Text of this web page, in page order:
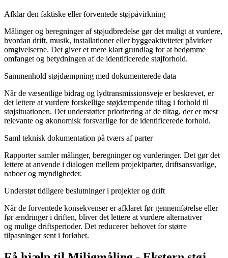
Afklar den faktiske eller forventede støjpåvirkning
Målinger og beregninger af støjudbredelse gør det muligt at vurdere,
hvordan drift, musik, installationer eller byggeaktiviteter påvirker
omgivelserne. Det giver et mere klart grundlag for at bedømme
omfanget og betydningen af de identificerede støjforhold.
Sammenhold støjdæmpning med dokumenterede data
Når de væsentlige bidrag og lydtransmissionsveje er beskrevet, er
det lettere at vurdere forskellige støjdæmpende tiltag i forhold til
støjsituationen. Det understøtter prioritering af de tiltag, der er mest
relevante og økonomisk forsvarlige for de identificerede forhold.
Saml teknisk dokumentation på tværs af parter
Rapporter samler målinger, beregninger og vurderinger. Det gør det
lettere at anvende i dialogen mellem projektparter, driftsansvarlige,
naboer og myndigheder.
Understøt tidligere beslutninger i projekter og drift
Når de forventede konsekvenser er afklaret før gennemførelse eller
før ændringer i driften, bliver det lettere at vurdere alternativer
og mulige driftsperioder. Det reducerer behovet for større
tilpasninger sent i forløbet.